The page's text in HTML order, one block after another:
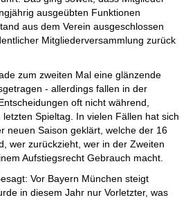
ausgeübten Funktionen
aus dem Verein ausgeschlossen
Mitgliederversammlung zurück
zum zweiten Mal eine glänzende
- allerdings fallen in der
oft nicht während,
Spieltag. In vielen Fällen hat sich
neuen Saison geklärt, welche der 16
wer zurückzieht, wer in der Zweiten
Aufstiegsrecht Gebrauch macht.
Vor Bayern München steigt
in diesem Jahr nur Vorletzter, was